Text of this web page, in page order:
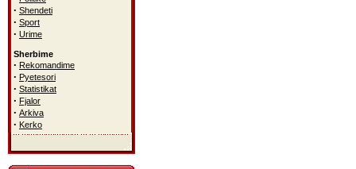
· Shendeti
· Sport
· Urime
Sherbime
· Rekomandime
· Pyetesori
· Statistikat
· Fjalor
· Arkiva
· Kerko